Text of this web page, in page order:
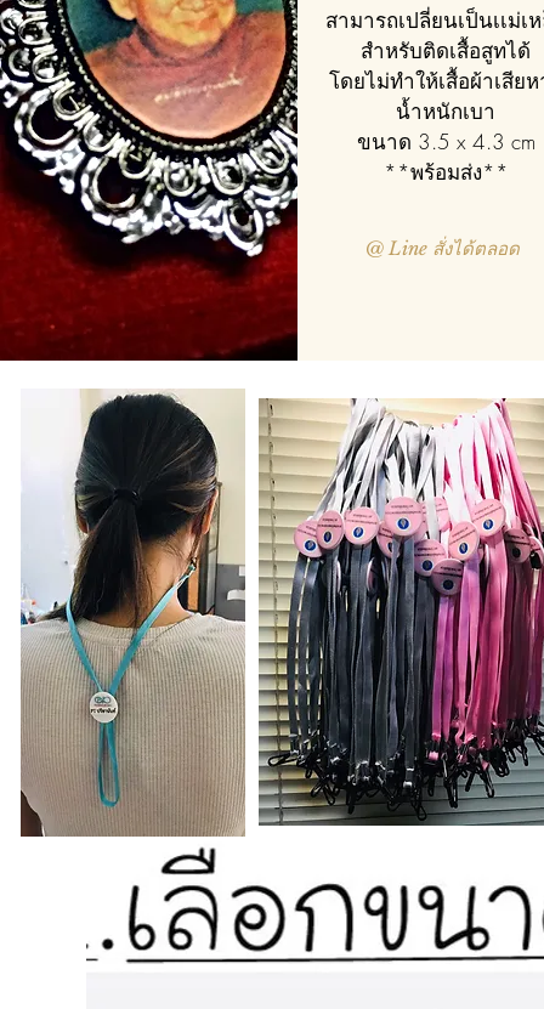
สามารถเปลี่ยนเป็นเเม่เ
สำหรับติดเสื้อสูทได้
โดยไม่ทำให้เสื้อผ้าเสีย
น้ำหนักเบา
ขนาด 3.5 x 4.3 cm
**พร้อมส่ง**
@ Line สั่งได้ตลอด